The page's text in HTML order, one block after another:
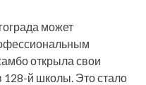
может
открыла свои
й школы. Это стало